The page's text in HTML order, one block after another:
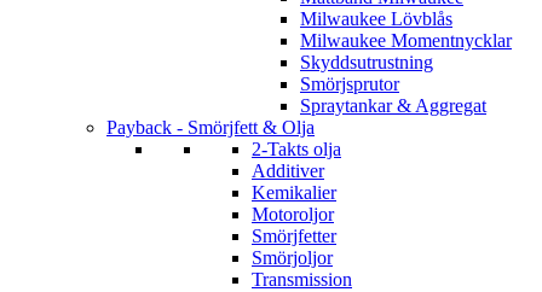
Milwaukee Lövblås
Milwaukee Momentnycklar
Skyddsutrustning
Smörjsprutor
Spraytankar & Aggregat
Payback - Smörjfett & Olja
2-Takts olja
Additiver
Kemikalier
Motoroljor
Smörjfetter
Smörjoljor
Transmission